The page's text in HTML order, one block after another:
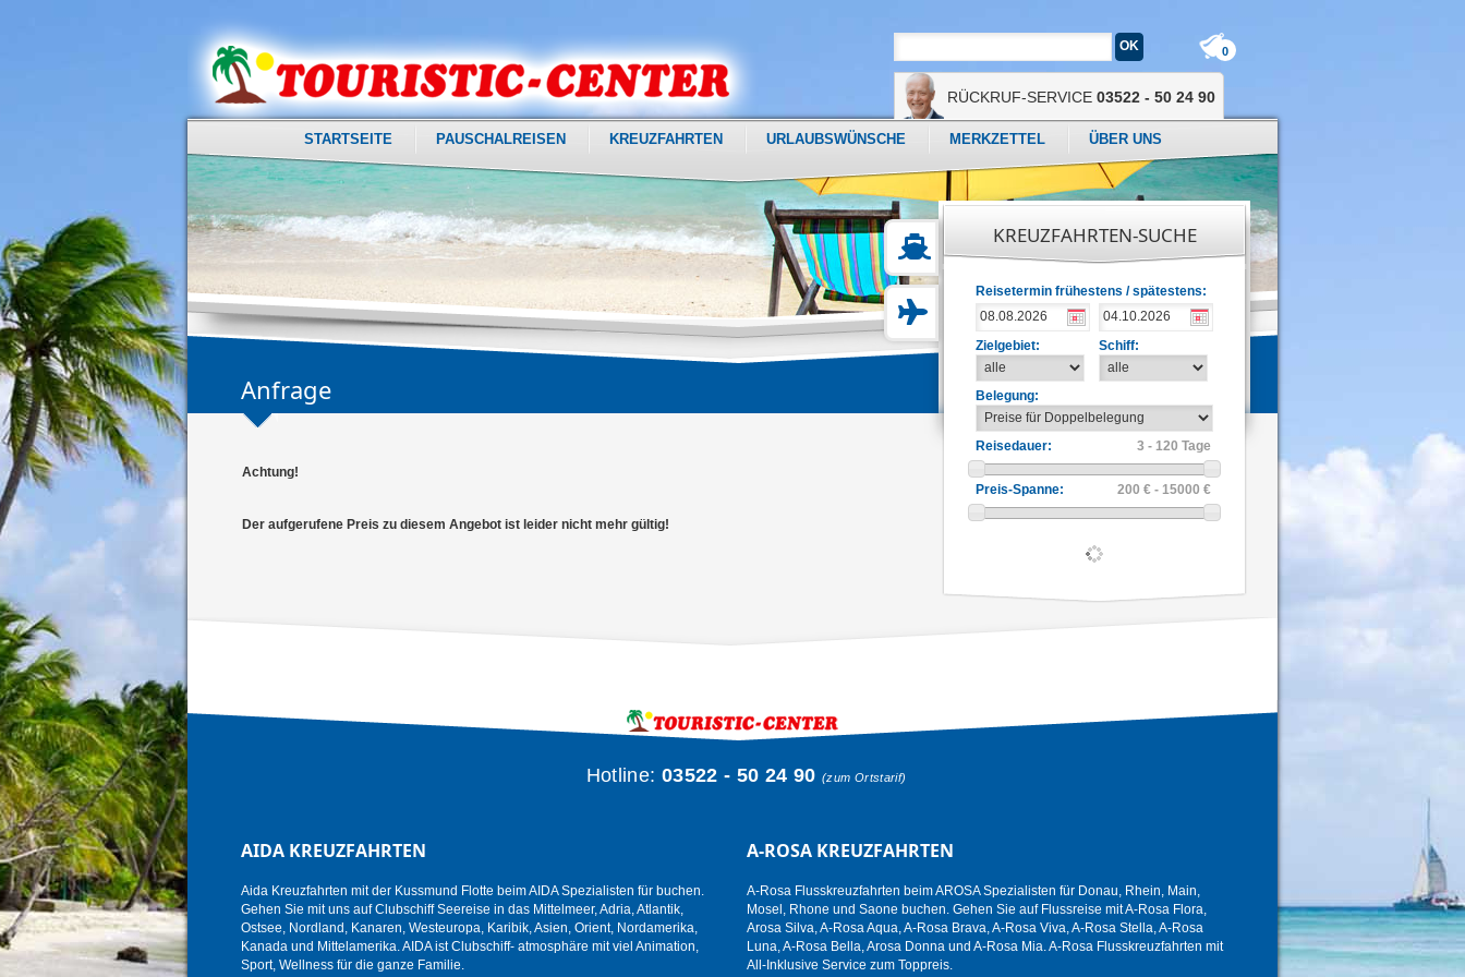
0
RÜCKRUF-SERVICE 03522 - 50 24 90
STARTSEITE PAUSCHALREISEN KREUZFAHRTEN URLAUBSWÜNSCHE MERKZETTEL ÜBER UNS
KREUZFAHRTEN-SUCHE
Reisetermin frühestens / spätestens:
Zielgebiet: Schiff:
Belegung:
Reisedauer: 3 - 120 Tage
Preis-Spanne: 200 € - 15000 €
Anfrage
Achtung!
Der aufgerufene Preis zu diesem Angebot ist leider nicht mehr gültig!
Hotline: 03522 - 50 24 90 (zum Ortstarif)
AIDA KREUZFAHRTEN
Aida Kreuzfahrten mit der Kussmund Flotte beim AIDA Spezialisten für buchen.
Gehen Sie mit uns auf Clubschiff Seereise in das Mittelmeer, Adria, Atlantik,
Ostsee, Nordland, Kanaren, Westeuropa, Karibik, Asien, Orient, Nordamerika,
Kanada und Mittelamerika. AIDA ist Clubschiff- atmosphäre mit viel Animation,
Sport, Wellness für die ganze Familie.
A-ROSA KREUZFAHRTEN
A-Rosa Flusskreuzfahrten beim AROSA Spezialisten für Donau, Rhein, Main,
Mosel, Rhone und Saone buchen. Gehen Sie auf Flussreise mit A-Rosa Flora,
Arosa Silva, A-Rosa Aqua, A-Rosa Brava, A-Rosa Viva, A-Rosa Stella, A-Rosa
Luna, A-Rosa Bella, Arosa Donna und A-Rosa Mia. A-Rosa Flusskreuzfahrten mit
All-Inklusive Service zum Toppreis.